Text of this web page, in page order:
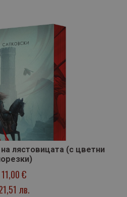
лястовицата (с цветни
11,00 €
лв.